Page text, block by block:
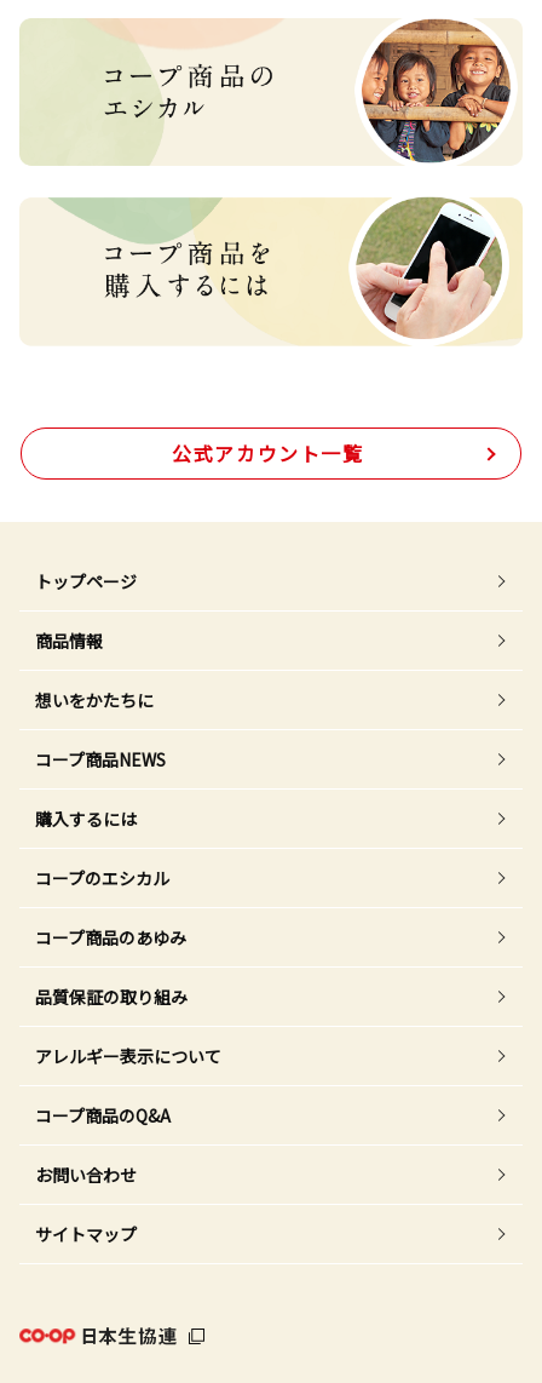
公式アカウント一覧
トップページ
商品情報
想いをかたちに
コープ商品NEWS
購入するには
コープのエシカル
コープ商品のあゆみ
品質保証の取り組み
アレルギー表示について
コープ商品のQ&A
お問い合わせ
サイトマップ